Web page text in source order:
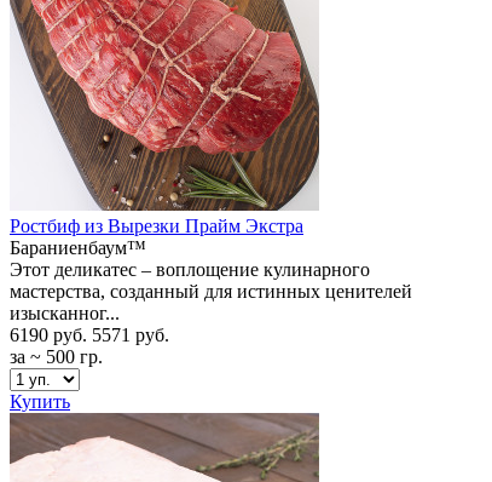
Ростбиф из Вырезки Прайм Экстра
Бараниенбаум™
Этот деликатес – воплощение кулинарного
мастерства, созданный для истинных ценителей
изысканног...
6190 руб. 5571 руб.
за ~ 500 гр.
Купить